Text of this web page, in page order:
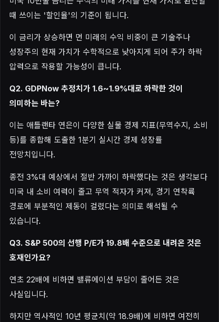
때 쓰이는 '할인율'의 기준이 됩니다.
이 금리가 상승하면 먼 미래의 수익 비중이 큰 기술주나
성장주의 현재 가치가 수학적으로 낮아지게 되어 주가 하락
압력으로 작용할 가능성이 큽니다.
Q2. GDPNow 추정치가 1.6~1.9%대로 하락한 것이
의미하는 바는?
이는 애틀랜타 연은이 다양한 실물 경제 지표(무역수지, 소비
등)를 종합해 도출한 1분기 실시간 경제 성장률
전망치입니다.
종전 3%대 예상에서 절반 가까이 하락했다는 것은 생각보다
미국 내 소비 여력이 줄고 무역 적자가 커져, 경기 연착륙
경로에 부분적인 제동이 걸렸다는 의미로 해석될 수
있습니다.
Q3. S&P 500의 선행 P/E가 19.8배 수준으로 내려온 것은
호재인가요?
연초 22배에 비하면 밸류에이션 부담이 줄어든 것은
사실입니다.
하지만 역사적인 10년 평균치(약 18.9배)에 비하면 여전히